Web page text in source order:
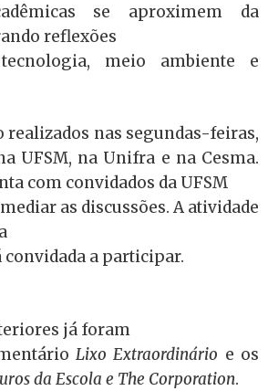
se aproximem da
reflexões
meio ambiente e
realizados nas segundas-feiras,
UFSM, na Unifra e na Cesma.
com convidados da UFSM
as discussões. A atividade
convidada a participar.
já foram
Lixo Extraordinário e os
da Escola e The Corporation.